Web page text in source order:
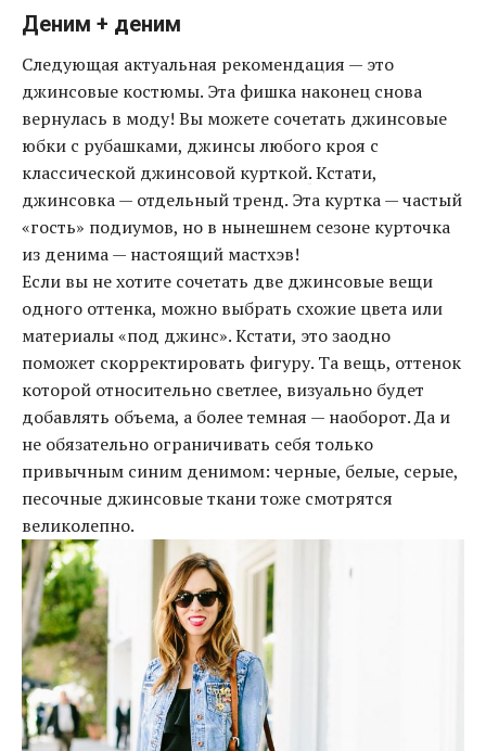
Деним + деним
Следующая актуальная рекомендация — это
джинсовые костюмы. Эта фишка наконец снова
вернулась в моду! Вы можете сочетать джинсовые
юбки с рубашками, джинсы любого кроя с
классической джинсовой курткой.Кстати,
джинсовка — отдельный тренд. Эта куртка — частый
«гость» подиумов, но в нынешнем сезоне курточка
из денима — настоящий мастхэв!
Если вы не хотите сочетать две джинсовые вещи
одного оттенка, можно выбрать схожие цвета или
материалы «под джинс». Кстати, это заодно
поможет скорректировать фигуру. Та вещь, оттенок
которой относительно светлее, визуально будет
добавлять объема, а более темная — наоборот. Да и
не обязательно ограничивать себя только
привычным синим денимом: черные, белые, серые,
песочные джинсовые ткани тоже смотрятся
великолепно.